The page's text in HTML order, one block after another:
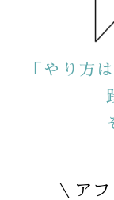
「やり方
＼ア